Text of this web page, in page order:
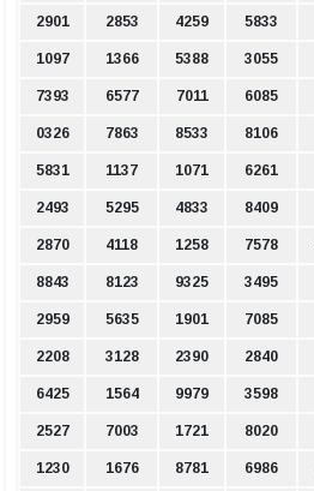
2901 2853 4259 5833
1097 1366 5388 3055
7393 6577 7011 6085
0326 7863 8533 8106
5831 1137 1071 6261
2493 5295 4833 8409
2870 4118 1258 7578
8843 8123 9325 3495
2959 5635 1901 7085
2208 3128 2390 2840
6425 1564 9979 3598
2527 7003 1721 8020
1230 1676 8781 6986